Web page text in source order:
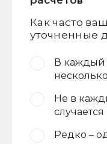
Как часто
уточненные
В каждый
Не в
случается
Редко –